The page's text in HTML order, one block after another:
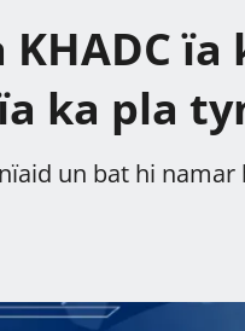
ka pla
un bat hi